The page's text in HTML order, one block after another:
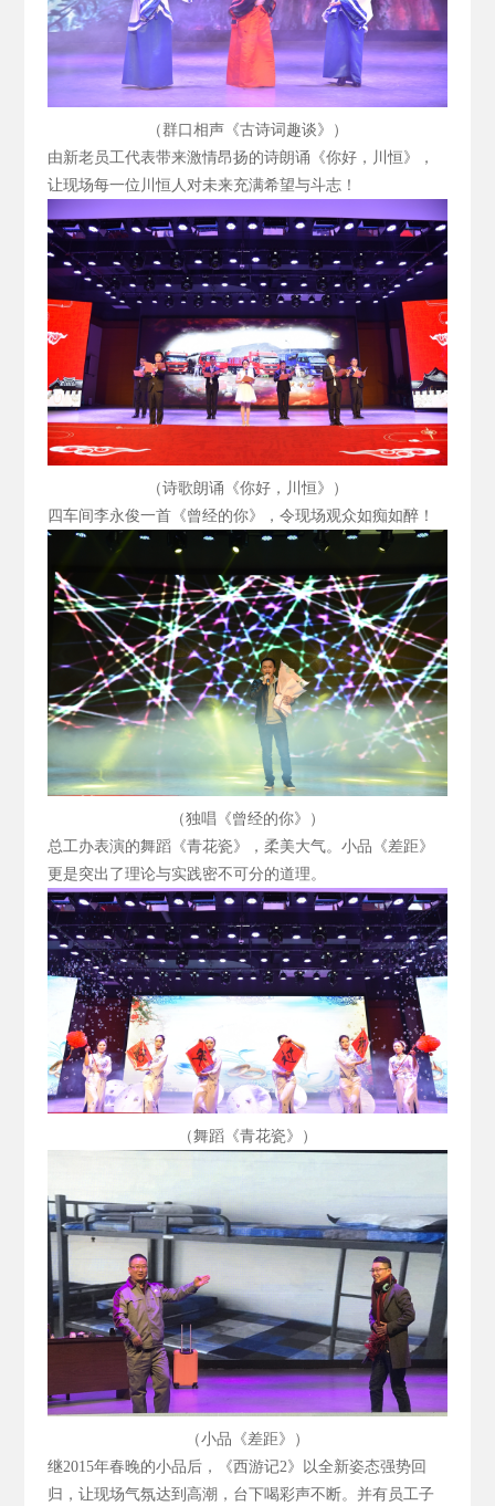
（群口相声《古诗词趣谈》）
由新老员工代表带来激情昂扬的诗朗诵《你好，川恒》，
让现场每一位川恒人对未来充满希望与斗志！
（诗歌朗诵《你好，川恒》）
四车间李永俊一首《曾经的你》，令现场观众如痴如醉！
（独唱《曾经的你》）
总工办表演的舞蹈《青花瓷》，柔美大气。小品《差距》
更是突出了理论与实践密不可分的道理。
（舞蹈《青花瓷》）
（小品《差距》）
继2015年春晚的小品后，《西游记2》以全新姿态强势回
归，让现场气氛达到高潮，台下喝彩声不断。并有员工子